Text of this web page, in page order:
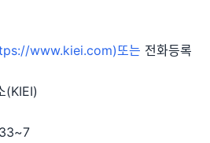
www.kiei.com)또는 전화등록
(KIEI)